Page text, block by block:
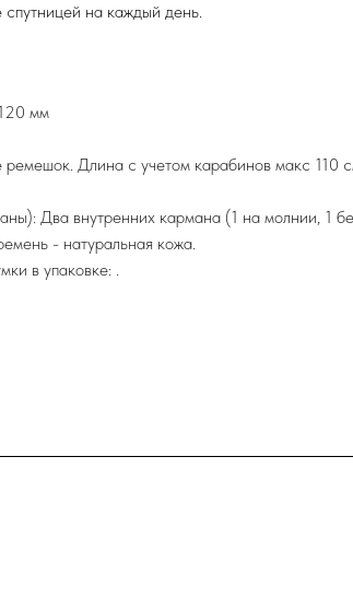
спутницей на каждый день.
мм
ремешок. Длина с учетом карабинов макс 110
Два внутренних кармана (1 на молнии, 1
- натуральная кожа.
в упаковке: .